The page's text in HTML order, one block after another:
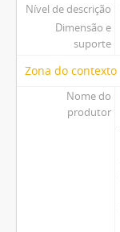
Nível de descrição
Dimensão e
suporte
Zona do contexto
Nome do
produtor